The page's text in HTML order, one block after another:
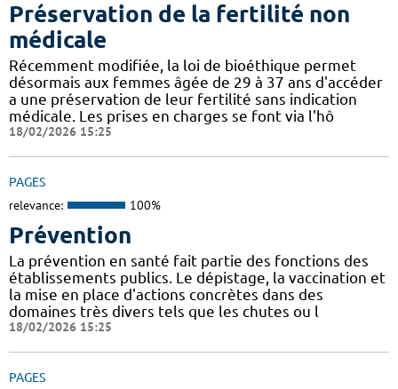
Préservation de la fertilité non
médicale
Récemment modifiée, la loi de bioéthique permet
désormais aux femmes âgée de 29 à 37 ans d'accéder
a une préservation de leur fertilité sans indication
médicale. Les prises en charges se font via l'hô
18/02/2026 15:25
PAGES
relevance: 100%
Prévention
La prévention en santé fait partie des fonctions des
établissements publics. Le dépistage, la vaccination et
la mise en place d'actions concrètes dans des
domaines très divers tels que les chutes ou l
18/02/2026 15:25
PAGES